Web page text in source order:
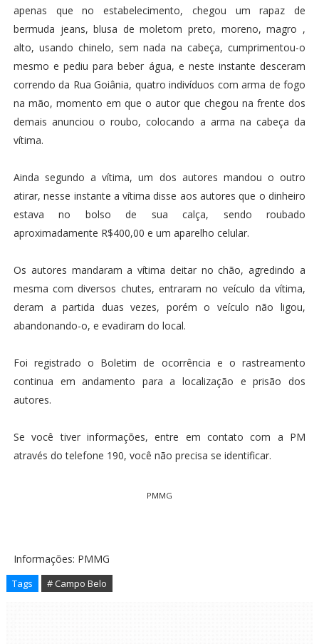
apenas que no estabelecimento, chegou um rapaz de
bermuda jeans, blusa de moletom preto, moreno, magro ,
alto, usando chinelo, sem nada na cabeça, cumprimentou-o
mesmo e pediu para beber água, e neste instante desceram
correndo da Rua Goiânia, quatro indivíduos com arma de fogo
na mão, momento em que o autor que chegou na frente dos
demais anunciou o roubo, colocando a arma na cabeça da
vítima.
Ainda segundo a vítima, um dos autores mandou o outro
atirar, nesse instante a vítima disse aos autores que o dinheiro
estava no bolso de sua calça, sendo roubado
aproximadamente R$400,00 e um aparelho celular.
Os autores mandaram a vítima deitar no chão, agredindo a
mesma com diversos chutes, entraram no veículo da vítima,
deram a partida duas vezes, porém o veículo não ligou,
abandonando-o, e evadiram do local.
Foi registrado o Boletim de ocorrência e o rastreamento
continua em andamento para a localização e prisão dos
autores.
Se você tiver informações, entre em contato com a PM
através do telefone 190, você não precisa se identificar.
PMMG
Informações: PMMG
Tags # Campo Belo